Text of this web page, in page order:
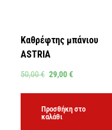
Καθρέφτης μπάνιου
ASTRIA
50,00€ 29,00€
Προσθήκη στο
καλάθι